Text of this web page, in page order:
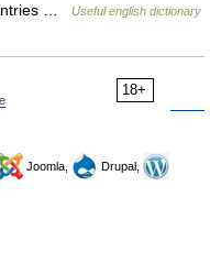
…
Useful english dictionary
18+
Joomla,
Drupal,